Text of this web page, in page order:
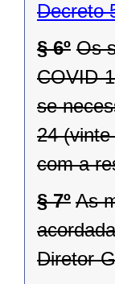
Decreto
§ 6º Os
COVID-
se
24
com a
§ 7º As
Diretor-